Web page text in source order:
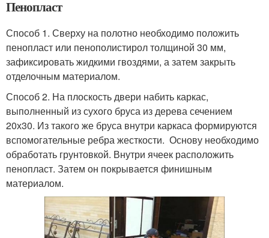
Пенопласт
Способ 1. Сверху на полотно необходимо положить
пенопласт или пенополистирол толщиной 30 мм,
зафиксировать жидкими гвоздями, а затем закрыть
отделочным материалом.
Способ 2. На плоскость двери набить каркас,
выполненный из сухого бруса из дерева сечением
20х30. Из такого же бруса внутри каркаса формируются
вспомогательные ребра жесткости. Основу необходимо
обработать грунтовкой. Внутри ячеек расположить
пенопласт. Затем он покрывается финишным
материалом.